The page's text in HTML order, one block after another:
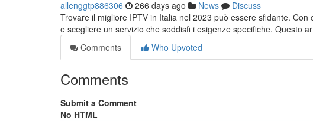
allenggtp886306 266 days ago News
Discuss
Trovare il migliore IPTV in Italia nel 2023 può essere sfidante.
e scegliere un servizio che soddisfi i esigenze specifiche. Questo
Comments
Who Upvoted
Comments
Submit a Comment
No HTML